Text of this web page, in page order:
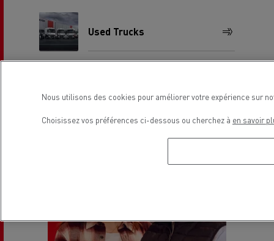
Used Trucks
Nous utilisons des cookies pour améliorer votre expérience sur
Choisissez vos préférences ci-dessous ou cherchez à en savoir